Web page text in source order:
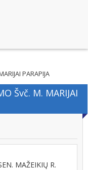
PARAPIJA
Švč. M. MARIJAI
MAŽEIKIŲ R.